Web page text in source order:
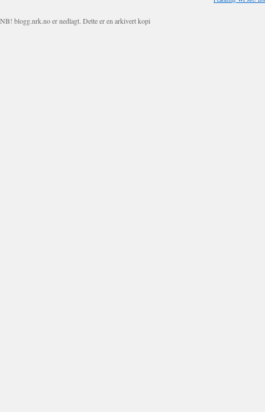
NB! blogg.nrk.no er nedlagt. Dette er en arkivert kopi